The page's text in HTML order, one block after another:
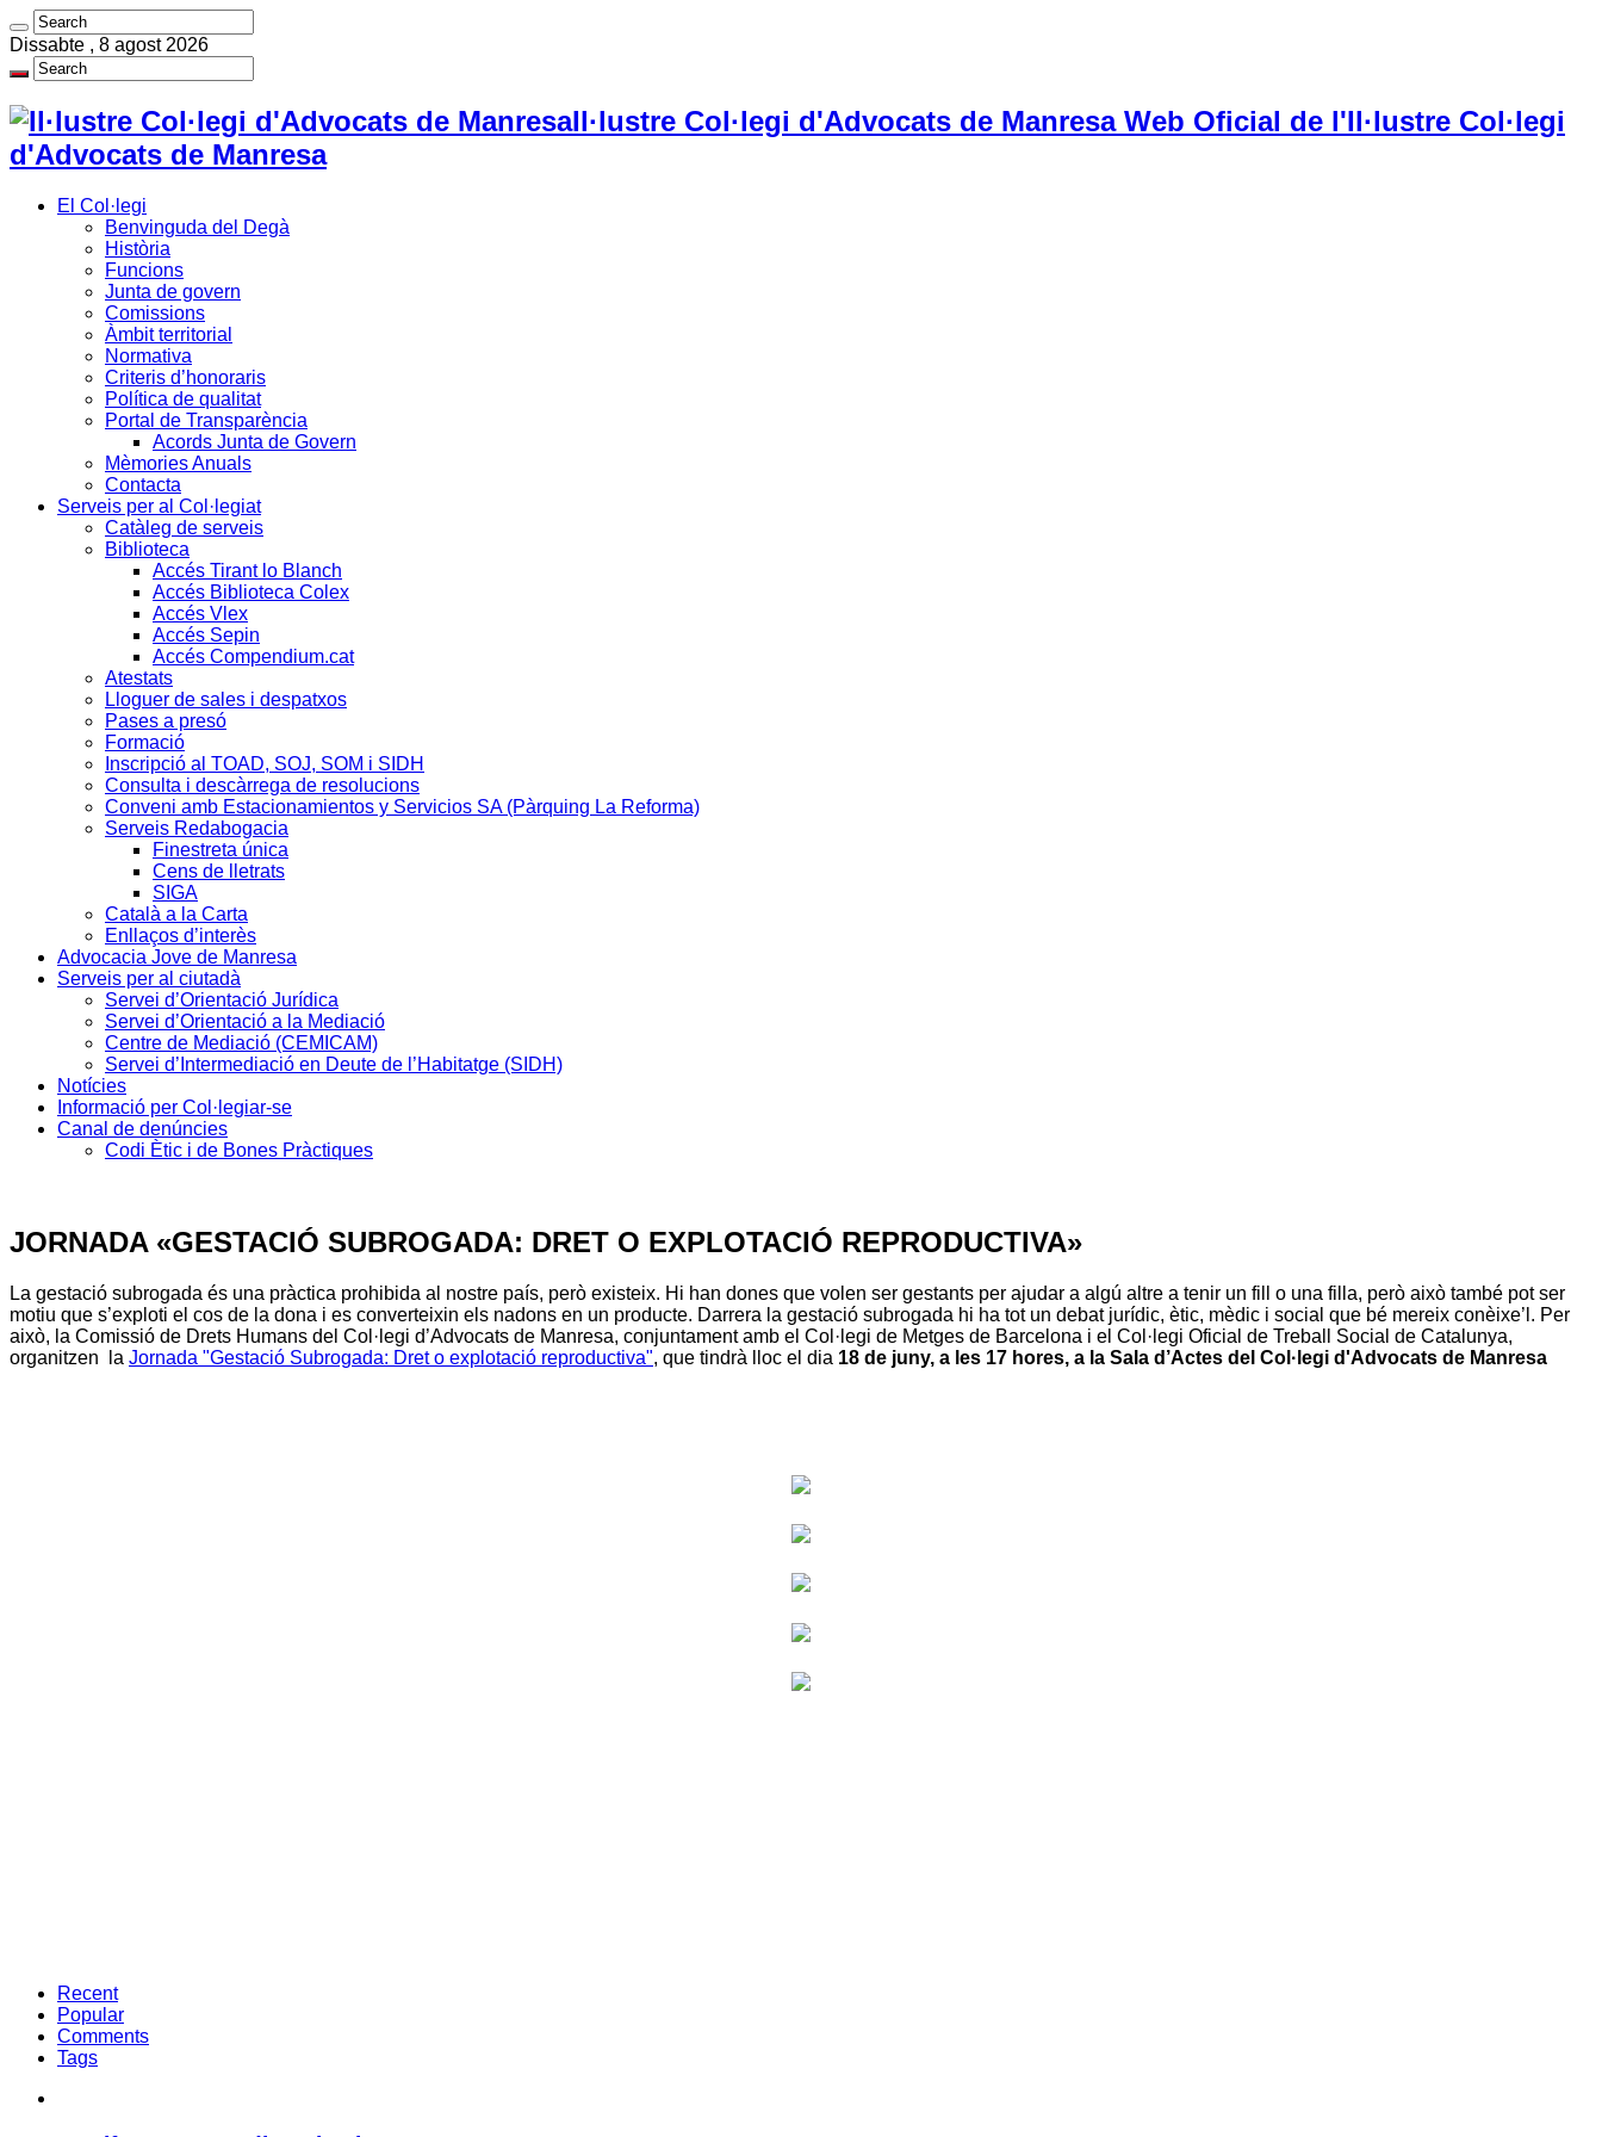
Dissabte , 8 agost 2026
Il·lustre Col·legi d'Advocats de Manresa Web Oficial de l'Il·lustre Col·legi
d'Advocats de Manresa
El Col·legi
Benvinguda del Degà
Història
Funcions
Junta de govern
Comissions
Àmbit territorial
Normativa
Criteris d’honoraris
Política de qualitat
Portal de Transparència
Acords Junta de Govern
Mèmories Anuals
Contacta
Serveis per al Col·legiat
Catàleg de serveis
Biblioteca
Accés Tirant lo Blanch
Accés Biblioteca Colex
Accés Vlex
Accés Sepin
Accés Compendium.cat
Atestats
Lloguer de sales i despatxos
Pases a presó
Formació
Inscripció al TOAD, SOJ, SOM i SIDH
Consulta i descàrrega de resolucions
Conveni amb Estacionamientos y Servicios SA (Pàrquing La Reforma)
Serveis Redabogacia
Finestreta única
Cens de lletrats
SIGA
Català a la Carta
Enllaços d’interès
Advocacia Jove de Manresa
Serveis per al ciutadà
Servei d’Orientació Jurídica
Servei d’Orientació a la Mediació
Centre de Mediació (CEMICAM)
Servei d’Intermediació en Deute de l’Habitatge (SIDH)
Notícies
Informació per Col·legiar-se
Canal de denúncies
Codi Ètic i de Bones Pràctiques
JORNADA «GESTACIÓ SUBROGADA: DRET O EXPLOTACIÓ REPRODUCTIVA»
La gestació subrogada és una pràctica prohibida al nostre país, però existeix. Hi han dones que volen ser gestants per ajudar a algú altre a tenir un fill o una filla, però això també pot ser
motiu que s’exploti el cos de la dona i es converteixin els nadons en un producte. Darrera la gestació subrogada hi ha tot un debat jurídic, ètic, mèdic i social que bé mereix conèixe’l. Per
això, la Comissió de Drets Humans del Col·legi d’Advocats de Manresa, conjuntament amb el Col·legi de Metges de Barcelona i el Col·legi Oficial de Treball Social de Catalunya,
organitzen la Jornada "Gestació Subrogada: Dret o explotació reproductiva", que tindrà lloc el dia 18 de juny, a les 17 hores, a la Sala d’Actes del Col·legi d'Advocats de Manresa
Recent
Popular
Comments
Tags